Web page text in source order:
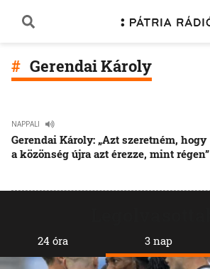
Gerendai Károly
NAPPALI
Gerendai Károly: „Azt szeretném, hogy
a közönség újra azt érezze, mint régen”
24 óra 3 nap